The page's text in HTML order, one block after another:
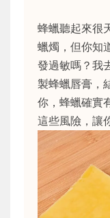
蜂蠟聽起來很
蠟燭，但你知
發過敏嗎？我
製蜂蠟唇膏，
你，蜂蠟確實
這些風險，讓